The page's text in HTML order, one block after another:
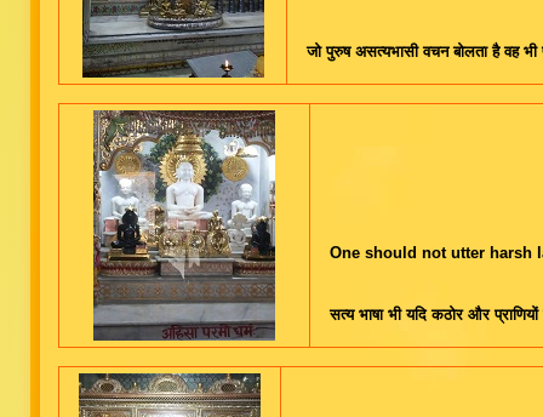
जो पुरुष असत्यभासी वचन बोलता है वह भी
One should not utter harsh
सत्य भाषा भी यदि कठोर और